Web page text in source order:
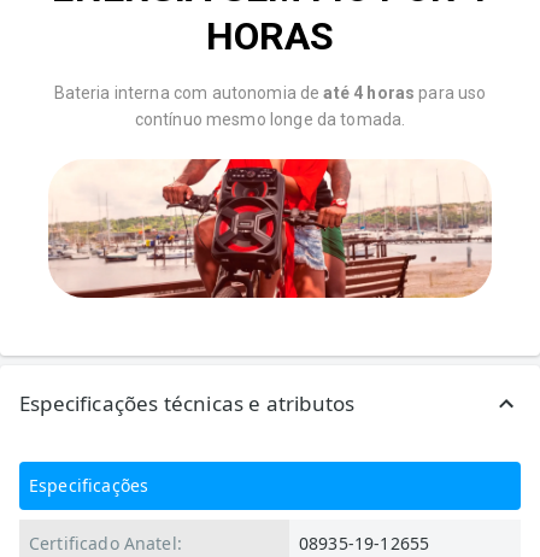
HORAS
Bateria interna com autonomia deaté 4 horas para uso
contínuo mesmo longe da tomada.
Especificações técnicas e atributos
Especificações
Certificado Anatel: 08935-19-12655